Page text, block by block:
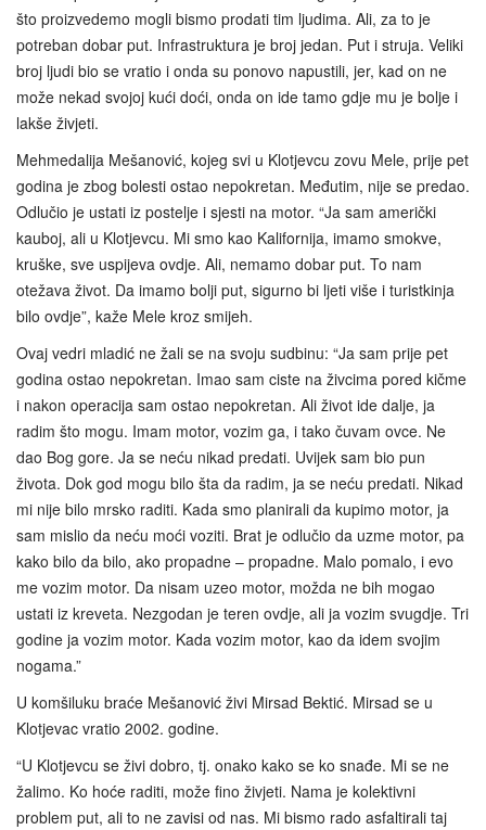
što proizvedemo mogli bismo prodati tim ljudima. Ali, za to je
potreban dobar put. Infrastruktura je broj jedan. Put i struja. Veliki
broj ljudi bio se vratio i onda su ponovo napustili, jer, kad on ne
može nekad svojoj kući doći, onda on ide tamo gdje mu je bolje i
lakše živjeti.
Mehmedalija Mešanović, kojeg svi u Klotjevcu zovu Mele, prije pet
godina je zbog bolesti ostao nepokretan. Međutim, nije se predao.
Odlučio je ustati iz postelje i sjesti na motor. “Ja sam američki
kauboj, ali u Klotjevcu. Mi smo kao Kalifornija, imamo smokve,
kruške, sve uspijeva ovdje. Ali, nemamo dobar put. To nam
otežava život. Da imamo bolji put, sigurno bi ljeti više i turistkinja
bilo ovdje”, kaže Mele kroz smijeh.
Ovaj vedri mladić ne žali se na svoju sudbinu: “Ja sam prije pet
godina ostao nepokretan. Imao sam ciste na živcima pored kičme
i nakon operacija sam ostao nepokretan. Ali život ide dalje, ja
radim što mogu. Imam motor, vozim ga, i tako čuvam ovce. Ne
dao Bog gore. Ja se neću nikad predati. Uvijek sam bio pun
života. Dok god mogu bilo šta da radim, ja se neću predati. Nikad
mi nije bilo mrsko raditi. Kada smo planirali da kupimo motor, ja
sam mislio da neću moći voziti. Brat je odlučio da uzme motor, pa
kako bilo da bilo, ako propadne – propadne. Malo pomalo, i evo
me vozim motor. Da nisam uzeo motor, možda ne bih mogao
ustati iz kreveta. Nezgodan je teren ovdje, ali ja vozim svugdje. Tri
godine ja vozim motor. Kada vozim motor, kao da idem svojim
nogama.”
U komšiluku braće Mešanović živi Mirsad Bektić. Mirsad se u
Klotjevac vratio 2002. godine.
“U Klotjevcu se živi dobro, tj. onako kako se ko snađe. Mi se ne
žalimo. Ko hoće raditi, može fino živjeti. Nama je kolektivni
problem put, ali to ne zavisi od nas. Mi bismo rado asfaltirali taj